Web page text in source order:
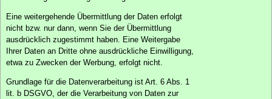
Eine weitergehende Übermittlung der Daten erfolgt
nicht bzw. nur dann, wenn Sie der Übermittlung
ausdrücklich zugestimmt haben. Eine Weitergabe
Ihrer Daten an Dritte ohne ausdrückliche Einwilligung,
etwa zu Zwecken der Werbung, erfolgt nicht.
Grundlage für die Datenverarbeitung ist Art. 6 Abs. 1
lit. b DSGVO, der die Verarbeitung von Daten zur